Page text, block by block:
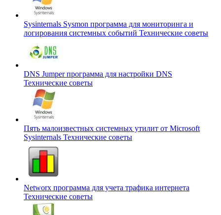
Sysinternals Sysmon программа для мониторинга и
логирования системных событий Технические советы
DNS Jumper программа для настройки DNS
Технические советы
Пять малоизвестных системных утилит от Microsoft
Sysinternals Технические советы
Networx программа для учета трафика интернета
Технические советы